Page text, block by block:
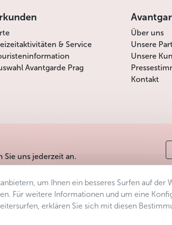
& Service
Avantgarde Prag
Über uns
Unsere
Unsere
Kontakt
Sie uns jederzeit an.
Manage consent
um Ihnen ein besseres Surfen auf der
Für weitere Informationen und um eine
erklären Sie sich mit diesen